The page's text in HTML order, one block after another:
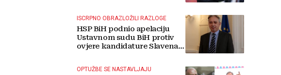
ISCRPNO OBRAZLOŽILI RAZLOGE
HSP BiH podnio apelaciju
Ustavnom sudu BiH protiv
ovjere kandidature Slavena
OPTUŽBE SE NASTAVLJAJU